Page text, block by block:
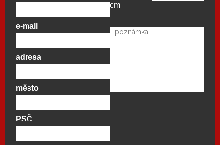
e-mail
adresa
město
PSČ
cm